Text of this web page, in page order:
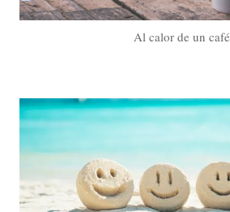
Al calor de un café